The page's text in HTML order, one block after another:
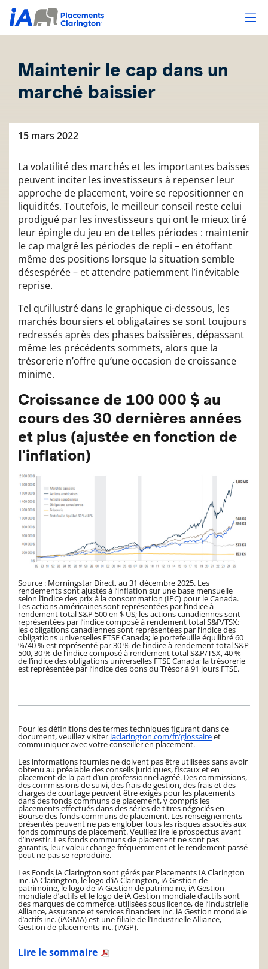
Maintenir le cap dans un
marché baissier
15 mars 2022
La volatilité des marchés et les importantes baisses
peuvent inciter les investisseurs à repenser leur
approche de placement, voire se repositionner en
liquidités. Toutefois, le meilleur conseil reste celui
prodigué par les investisseurs qui ont le mieux tiré
leur épingle du jeu en de telles périodes : maintenir
le cap malgré les périodes de repli – en étoffant
même des positions lorsque la situation semble
désespérée – et attendre patiemment l’inévitable
reprise.
Tel qu’illustré dans le graphique ci-dessous, les
marchés boursiers et obligataires se sont toujours
redressés après des phases baissières, dépassant
même les précédents sommets, alors que la
trésorerie n’offre qu’une occasion de croissance
minime.
Croissance de 100 000 $ au
cours des 30 dernières années
et plus (ajustée en fonction de
l’inflation)
Source : Morningstar Direct, au 31 décembre 2025. Les
rendements sont ajustés à l’inflation sur une base mensuelle
selon l’indice des prix à la consommation (IPC) pour le Canada.
Les actions américaines sont représentées par l’indice à
rendement total S&P 500 en $ US; les actions canadiennes sont
représentées par l’indice composé à rendement total S&P/TSX;
les obligations canadiennes sont représentées par l’indice des
obligations universelles FTSE Canada; le portefeuille équilibré 60
%/40 % est représenté par 30 % de l’indice à rendement total S&P
500, 30 % de l’indice composé à rendement total S&P/TSX, 40 %
de l’indice des obligations universelles FTSE Canada; la trésorerie
est représentée par l’indice des bons du Trésor à 91 jours FTSE.
Pour les définitions des termes techniques figurant dans ce
document, veuillez visiter iaclarington.com/fr/glossaireet
communiquer avec votre conseiller en placement.
Les informations fournies ne doivent pas être utilisées sans avoir
obtenu au préalable des conseils juridiques, fiscaux et en
placement de la part d’un professionnel agréé. Des commissions,
des commissions de suivi, des frais de gestion, des frais et des
charges de courtage peuvent être exigés pour les placements
dans des fonds communs de placement, y compris les
placements effectués dans des séries de titres négociés en
Bourse des fonds communs de placement. Les renseignements
présentés peuvent ne pas englober tous les risques associés aux
fonds communs de placement. Veuillez lire le prospectus avant
d’investir. Les fonds communs de placement ne sont pas
garantis, leur valeur change fréquemment et le rendement passé
peut ne pas se reproduire.
Les Fonds iA Clarington sont gérés par Placements IA Clarington
inc. iA Clarington, le logo d’iA Clarington, iA Gestion de
patrimoine, le logo de iA Gestion de patrimoine, iA Gestion
mondiale d’actifs et le logo de iA Gestion mondiale d’actifs sont
des marques de commerce, utilisées sous licence, de l’Industrielle
Alliance, Assurance et services financiers inc. iA Gestion mondiale
d’actifs inc. (iAGMA) est une filiale de l’Industrielle Alliance,
Gestion de placements inc. (iAGP).
Lire le sommaire